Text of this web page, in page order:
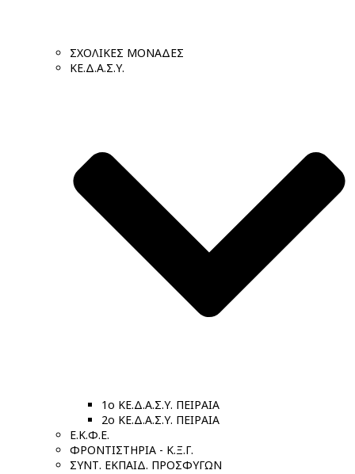
ΣΧΟΛΙΚΕΣ ΜΟΝΑΔΕΣ
ΚΕ.Δ.Α.Σ.Υ.
1ο ΚΕ.Δ.Α.Σ.Υ. ΠΕΙΡΑΙΑ
2ο ΚΕ.Δ.Α.Σ.Υ. ΠΕΙΡΑΙΑ
Ε.Κ.Φ.Ε.
ΦΡΟΝΤΙΣΤΗΡΙΑ - Κ.Ξ.Γ.
ΣΥΝΤ. ΕΚΠΑΙΔ. ΠΡΟΣΦΥΓΩΝ